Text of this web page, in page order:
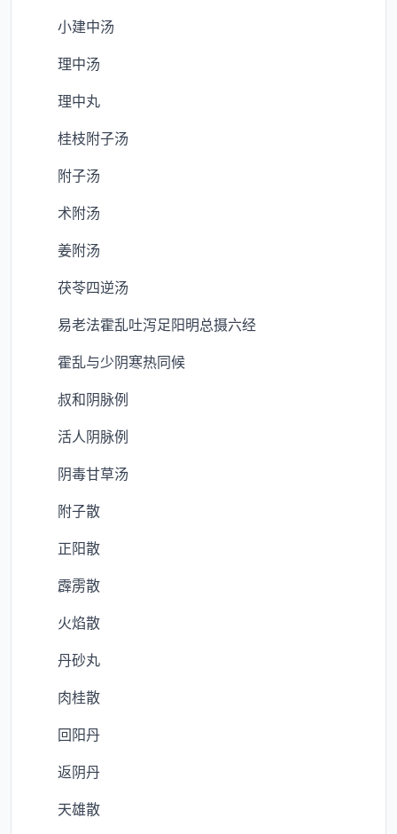
小建中汤
理中汤
理中丸
桂枝附子汤
附子汤
术附汤
姜附汤
茯苓四逆汤
易老法霍乱吐泻足阳明总摄六经
霍乱与少阴寒热同候
叔和阴脉例
活人阴脉例
阴毒甘草汤
附子散
正阳散
霹雳散
火焰散
丹砂丸
肉桂散
回阳丹
返阴丹
天雄散